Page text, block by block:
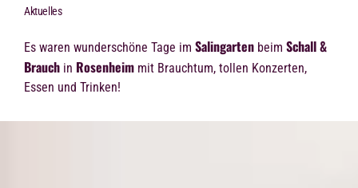
Aktuelles
Es waren wunderschöne Tage im Salingarten beim Schall &
Brauch in Rosenheim mit Brauchtum, tollen Konzerten,
Essen und Trinken!